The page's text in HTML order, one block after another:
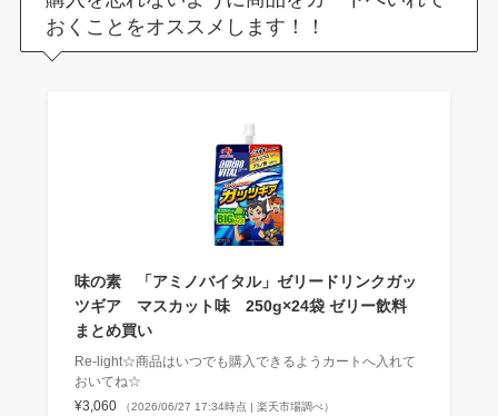
おくことをオススメします！！
味の素 「アミノバイタル」ゼリードリンクガッ
ツギア マスカット味 250g×24袋 ゼリー飲料
まとめ買い
Re-light☆商品はいつでも購入できるようカートへ入れて
おいてね☆
¥3,060
（2026/06/27 17:34時点 | 楽天市場調べ）